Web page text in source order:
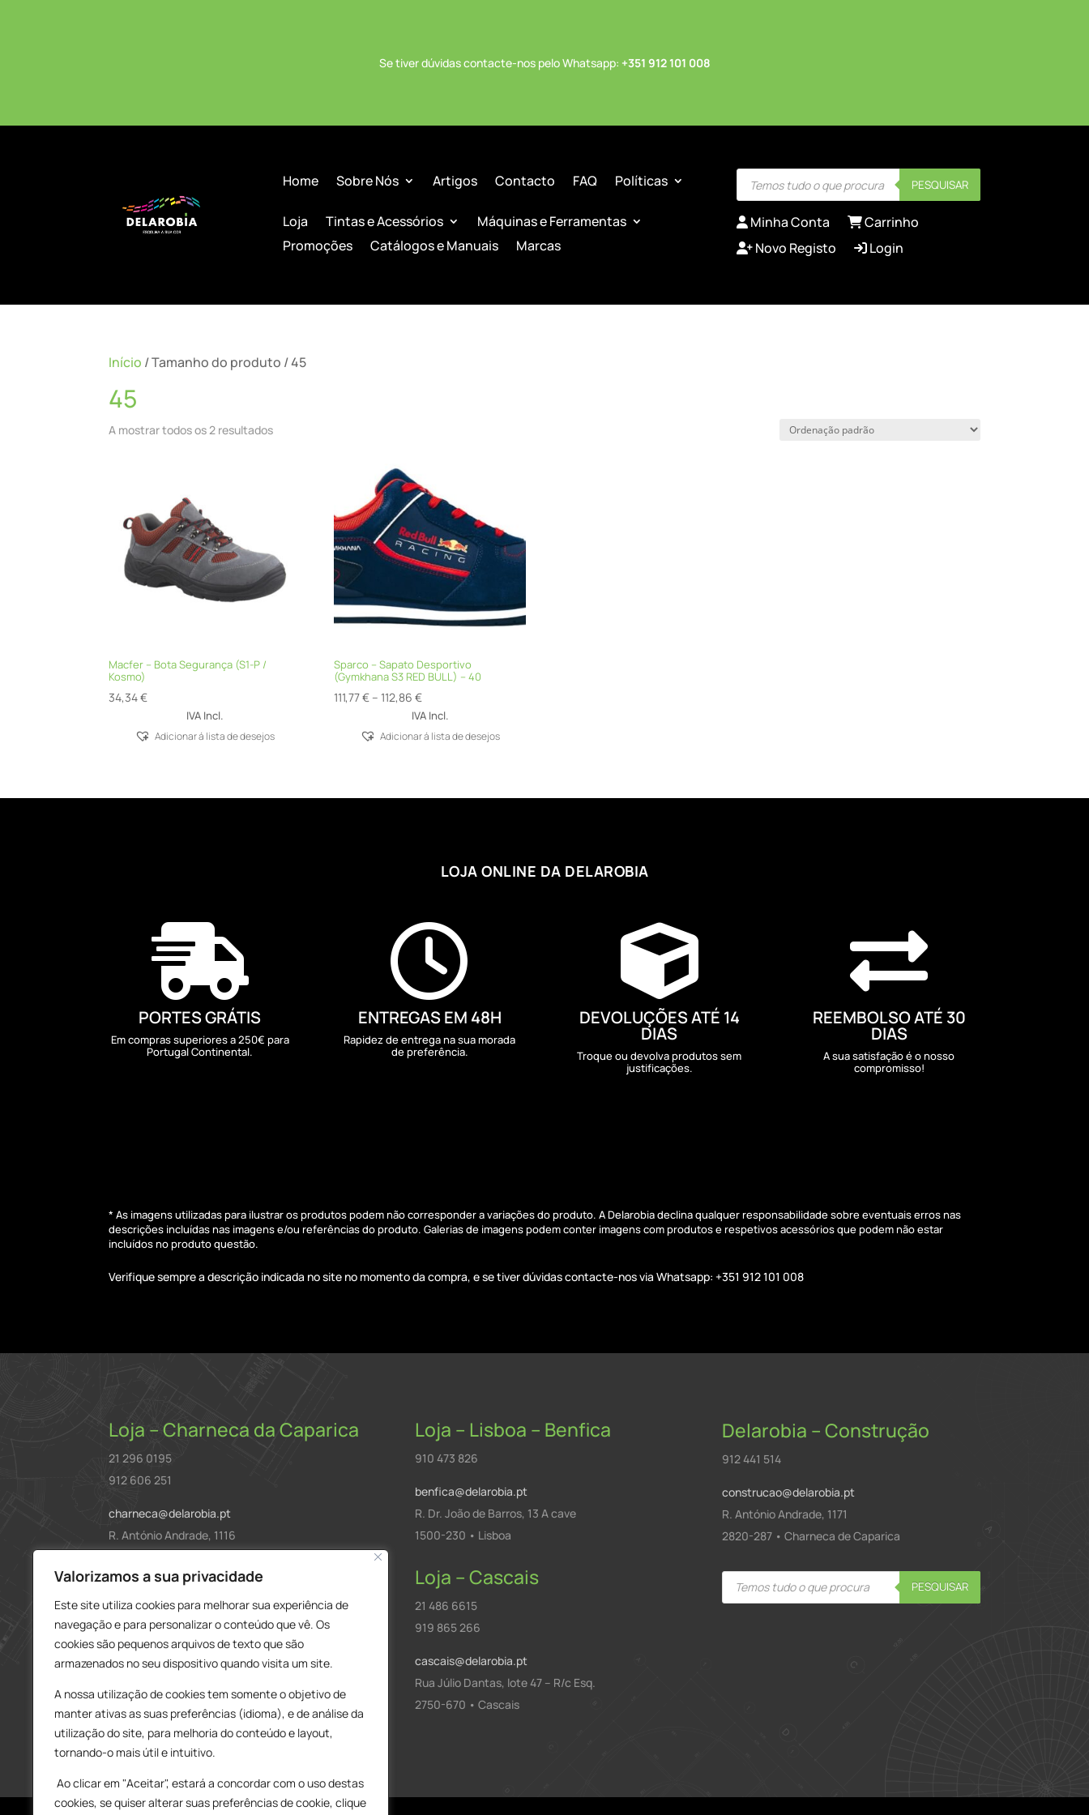
Valorizamos a sua privacidade
Este site utiliza cookies para melhorar sua experiência de
navegação e para personalizar o conteúdo que vê. Os
cookies são pequenos arquivos de texto que são
armazenados no seu dispositivo quando visita um site.
A nossa utilização de cookies tem somente o objetivo de
manter ativas as suas preferências (idioma), e de análise da
utilização do site, para melhoria do conteúdo e layout,
tornando-o mais útil e intuitivo.
Ao clicar em "Aceitar", estará a concordar com o uso destas
cookies, se quiser alterar suas preferências de cookie, clique
Se tiver dúvidas contacte-nos pelo Whatsapp: +351 912 101 008
Home Sobre Nós Artigos Contacto FAQ Políticas Products
search PESQUISAR
Loja Tintas e Acessórios
Máquinas e Ferramentas
Promoções
Catálogos e Manuais Marcas
Minha Conta
Carrinho
Novo Registo
Login
Início / Tamanho do produto / 45
45
A mostrar todos os 2 resultados
Macfer – Bota Segurança (S1-P /
Kosmo)
34,34€
IVA Incl.
Adicionar á lista de desejos
Sparco – Sapato Desportivo
(Gymkhana S3 RED BULL) – 40
111,77€ – 112,86€Price
range:
111,77 €
IVA Incl.
Adicionar á lista de desejos
LOJA ONLINE DA DELAROBIA

PORTES GRÁTIS
Em compras superiores a 250€ para
Portugal Continental.

ENTREGAS EM 48H
Rapidez de entrega na sua morada
de preferência.

DEVOLUÇÕES ATÉ 14
DIAS
Troque ou devolva produtos sem
justificações.

REEMBOLSO ATÉ 30
DIAS
A sua satisfação é o nosso
compromisso!
* As imagens utilizadas para ilustrar os produtos podem não corresponder a variações do produto. A Delarobia declina qualquer responsabilidade sobre eventuais erros nas
descrições incluídas nas imagens e/ou referências do produto. Galerias de imagens podem conter imagens com produtos e respetivos acessórios que podem não estar
incluídos no produto questão.
Verifique sempre a descrição indicada no site no momento da compra, e se tiver dúvidas contacte-nos via Whatsapp: +351 912 101 008
Loja – Charneca da Caparica
21 296 0195
912 606 251
charneca@delarobia.pt
R. António Andrade, 1116
Loja – Lisboa – Benfica
910 473 826
benfica@delarobia.pt
R. Dr. João de Barros, 13 A cave
1500-230 • Lisboa
Loja – Tires
214 453 329
919 865 192
919 865 292
Av. Amália Rodrigues, 190
2785-613 • São Domingos de Rana
Loja – Cascais
21 486 6615
919 865 266
cascais@delarobia.pt
Rua Júlio Dantas, lote 47 – R/c Esq.
2750-670 • Cascais
Delarobia – Construção
912 441 514
construcao@delarobia.pt
R. António Andrade, 1171
2820-287 • Charneca de Caparica
Products
search PESQUISAR